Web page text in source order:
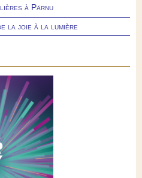
à Pärnu
la joie à la lumière